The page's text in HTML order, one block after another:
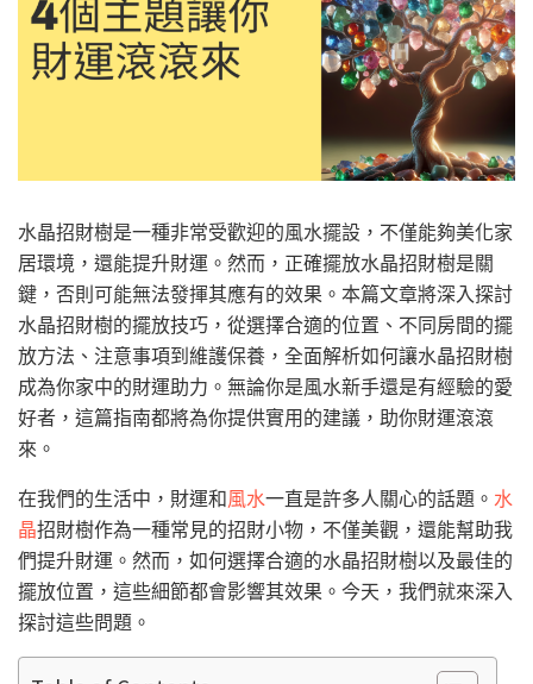
水晶招財樹是一種非常受歡迎的風水擺設，不僅能夠美化家
居環境，還能提升財運。然而，正確擺放水晶招財樹是關
鍵，否則可能無法發揮其應有的效果。本篇文章將深入探討
水晶招財樹的擺放技巧，從選擇合適的位置、不同房間的擺
放方法、注意事項到維護保養，全面解析如何讓水晶招財樹
成為你家中的財運助力。無論你是風水新手還是有經驗的愛
好者，這篇指南都將為你提供實用的建議，助你財運滾滾
來。
在我們的生活中，財運和風水一直是許多人關心的話題。 水
晶招財樹作為一種常見的招財小物，不僅美觀，還能幫助我
們提升財運。然而，如何選擇合適的水晶招財樹以及最佳的
擺放位置，這些細節都會影響其效果。今天，我們就來深入
探討這些問題。